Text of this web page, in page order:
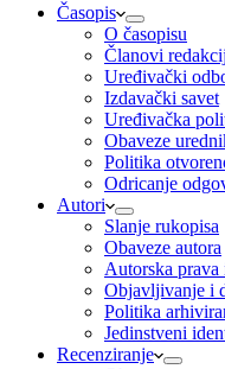
Časopis
O časopisu
Članovi
Uređivački
Izdavački savet
Uređivačka
Obaveze
Politika
Odricanje
Autori
Slanje rukopisa
Obaveze autora
Autorska prava
Objavljivanje i
Politika
Jedinstveni
Recenziranje